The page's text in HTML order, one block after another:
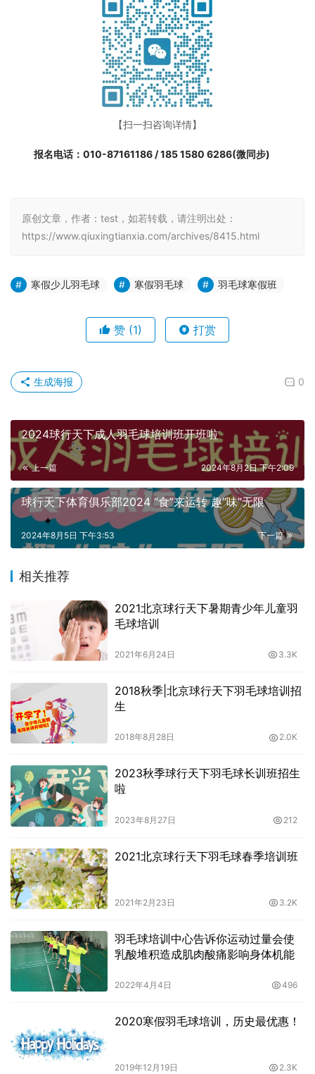
【扫一扫咨询详情】
报名电话：010-87161186 / 185 1580 6286(微同步)
原创文章，作者：test，如若转载，请注明出处：
https://www.qiuxingtianxia.com/archives/8415.html
寒假少儿羽毛球 寒假羽毛球 羽毛球寒假班
赞 (1) 打赏
0
生成海报
2024球行天下成人羽毛球培训班开班啦
上一篇 2024年8月2日 下午2:09
球行天下体育俱乐部2024 “食”来运转 趣“味”无限
下一篇
2024年8月5日 下午3:53
相关推荐
2021北京球行天下暑期青少年儿童羽
毛球培训
2021年6月24日 3.3K
2018秋季|北京球行天下羽毛球培训招
生
2018年8月28日 2.0K
2023秋季球行天下羽毛球长训班招生
啦
2023年8月27日 212
2021北京球行天下羽毛球春季培训班
2021年2月23日 3.2K
羽毛球培训中心告诉你运动过量会使
乳酸堆积造成肌肉酸痛影响身体机能
2022年4月4日 496
2020寒假羽毛球培训，历史最优惠！
2019年12月19日 2.3K